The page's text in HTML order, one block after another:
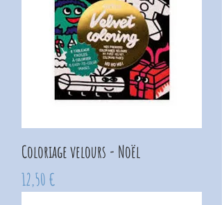
Coloriage velours - Noël
Prix
12,50 €